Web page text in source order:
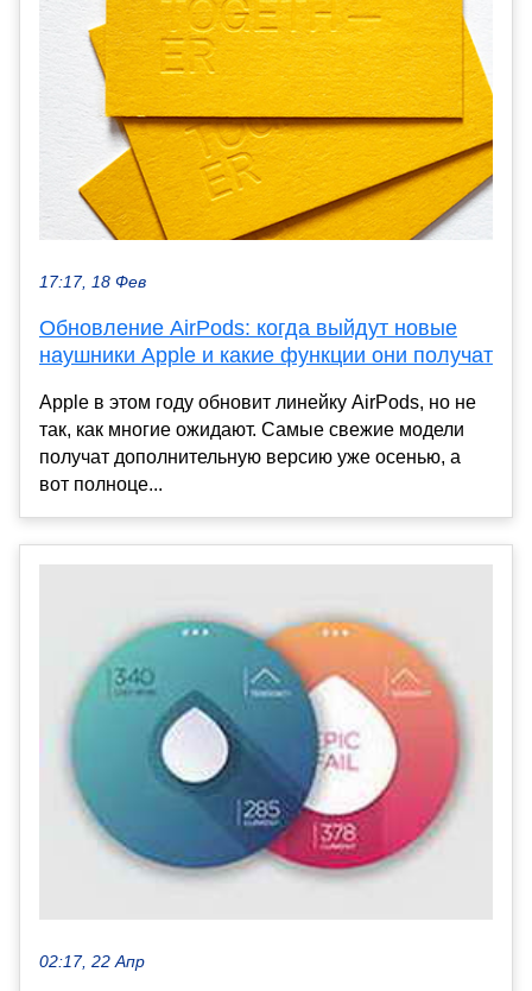
17:17, 18 Фев
Обновление AirPods: когда выйдут новые
наушники Apple и какие функции они получат
Apple в этом году обновит линейку AirPods, но не
так, как многие ожидают. Самые свежие модели
получат дополнительную версию уже осенью, а
вот полноце...
02:17, 22 Апр